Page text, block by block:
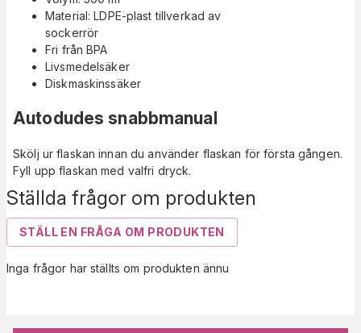
Ställda frågor om produkten
STÄLL EN FRÅGA OM PRODUKTEN
Inga frågor har ställts om produkten ännu
Material: LDPE-plast tillverkad av
sockerrör
Fri från BPA
Livsmedelsäker
Diskmaskinssäker
Autodudes snabbmanual
Skölj ur flaskan innan du använder flaskan för första gången.
Fyll upp flaskan med valfri dryck.